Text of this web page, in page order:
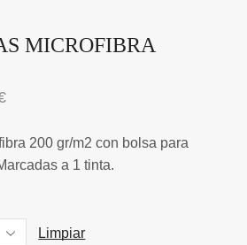
MICROFIBRA
Rango
precios:
desde
899,00€
200 gr/m2 con bolsa para
a 1 tinta.
Limpiar